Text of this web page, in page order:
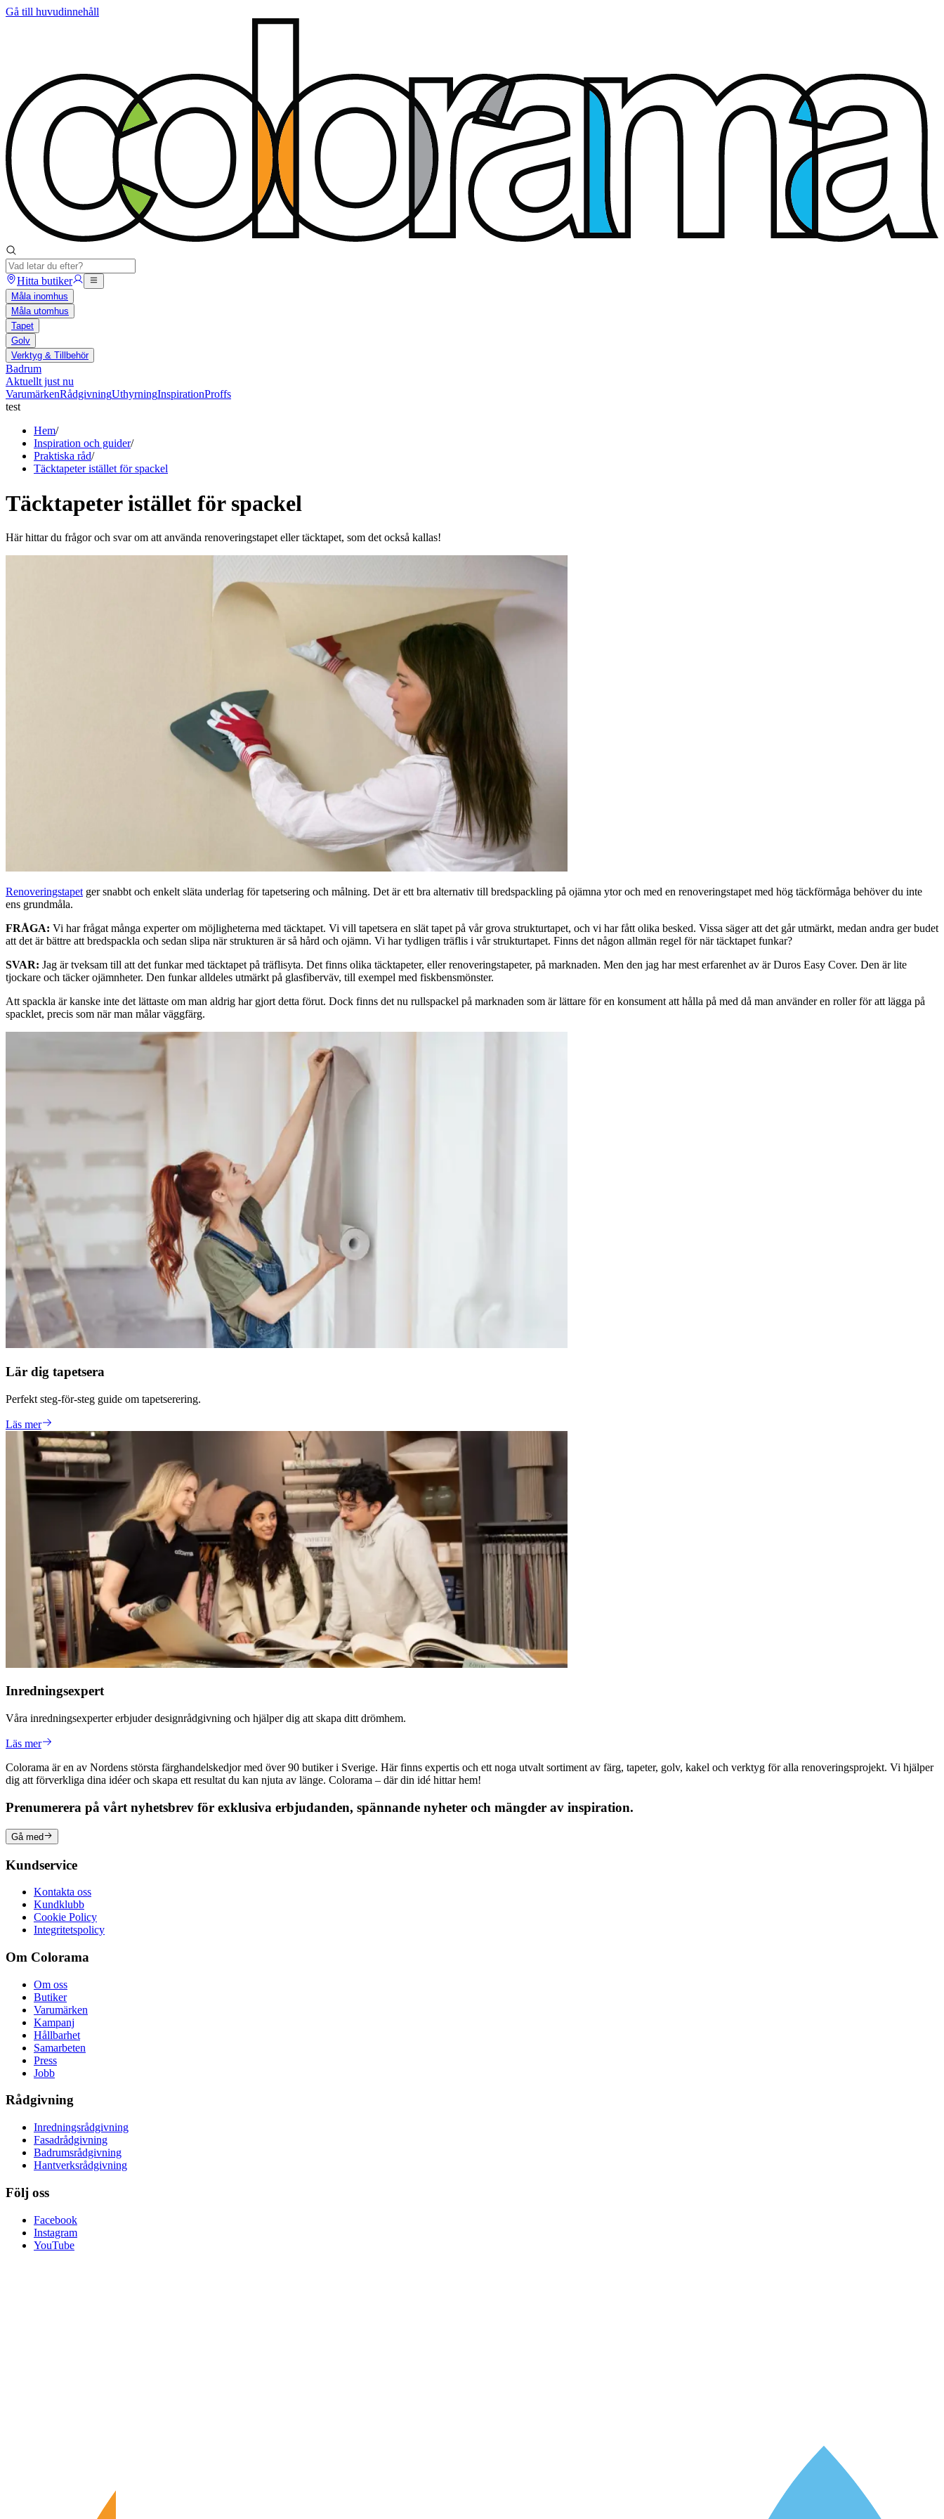
Gå till huvudinnehåll
Hitta butiker
Måla inomhus
Måla utomhus
Tapet
Golv
Verktyg & Tillbehör
Badrum
Aktuellt just nu
VarumärkenRådgivningUthyrningInspirationProffs
test
Hem/
Inspiration och guider/
Praktiska råd/
Täcktapeter istället för spackel
Täcktapeter istället för spackel
Här hittar du frågor och svar om att använda renoveringstapet eller täcktapet, som det också kallas!
Renoveringstapet ger snabbt och enkelt släta underlag för tapetsering och målning. Det är ett bra alternativ till bredspackling på ojämna ytor och med en renoveringstapet med hög täckförmåga behöver du inte
ens grundmåla.
FRÅGA: Vi har frågat många experter om möjligheterna med täcktapet. Vi vill tapetsera en slät tapet på vår grova strukturtapet, och vi har fått olika besked. Vissa säger att det går utmärkt, medan andra ger budet
att det är bättre att bredspackla och sedan slipa när strukturen är så hård och ojämn. Vi har tydligen träflis i vår strukturtapet. Finns det någon allmän regel för när täcktapet funkar?
SVAR: Jag är tveksam till att det funkar med täcktapet på träflisyta. Det finns olika täcktapeter, eller renoveringstapeter, på marknaden. Men den jag har mest erfarenhet av är Duros Easy Cover. Den är lite
tjockare och täcker ojämnheter. Den funkar alldeles utmärkt på glasfiberväv, till exempel med fiskbensmönster.
Att spackla är kanske inte det lättaste om man aldrig har gjort detta förut. Dock finns det nu rullspackel på marknaden som är lättare för en konsument att hålla på med då man använder en roller för att lägga på
spacklet, precis som när man målar väggfärg.
Lär dig tapetsera
Perfekt steg-för-steg guide om tapetserering.
Läs mer
Inredningsexpert
Våra inredningsexperter erbjuder designrådgivning och hjälper dig att skapa ditt drömhem.
Läs mer
Colorama är en av Nordens största färghandelskedjor med över 90 butiker i Sverige. Här finns expertis och ett noga utvalt sortiment av färg, tapeter, golv, kakel och verktyg för alla renoveringsprojekt. Vi hjälper
dig att förverkliga dina idéer och skapa ett resultat du kan njuta av länge. Colorama – där din idé hittar hem!
Prenumerera på vårt nyhetsbrev för exklusiva erbjudanden, spännande nyheter och mängder av inspiration.
Gå med
Kundservice
Kontakta oss
Kundklubb
Cookie Policy
Integritetspolicy
Om Colorama
Om oss
Butiker
Varumärken
Kampanj
Hållbarhet
Samarbeten
Press
Jobb
Rådgivning
Inredningsrådgivning
Fasadrådgivning
Badrumsrådgivning
Hantverksrådgivning
Följ oss
Facebook
Instagram
YouTube